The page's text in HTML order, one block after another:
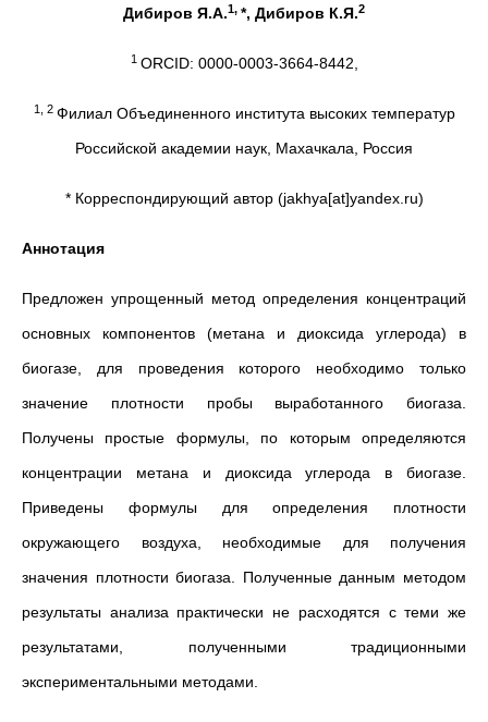
Дибиров Я.А.1, *, Дибиров К.Я.2
1 ORCID: 0000-0003-3664-8442,
1, 2 Филиал Объединенного института высоких температур
Российской академии наук, Махачкала, Россия
* Корреспондирующий автор (jakhya[at]yandex.ru)
Аннотация
Предложен упрощенный метод определения концентраций
основных компонентов (метана и диоксида углерода) в
биогазе, для проведения которого необходимо только
значение плотности пробы выработанного биогаза.
Получены простые формулы, по которым определяются
концентрации метана и диоксида углерода в биогазе.
Приведены формулы для определения плотности
окружающего воздуха, необходимые для получения
значения плотности биогаза. Полученные данным методом
результаты анализа практически не расходятся с теми же
результатами, полученными традиционными
экспериментальными методами.